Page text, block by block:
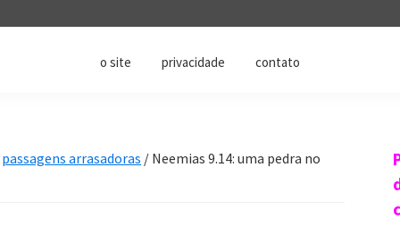
o site privacidade contato
passagens arrasadoras / Neemias 9.14: uma pedra no